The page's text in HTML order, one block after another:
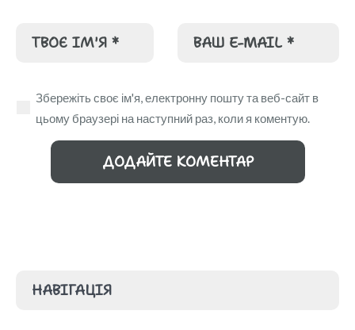
Збережіть своє ім'я, електронну пошту та веб-сайт в
цьому браузері на наступний раз, коли я коментую.
НАВІГАЦІЯ